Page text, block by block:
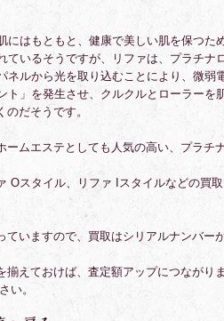
にはもともと、健康で美しい肌を保つた
ているそうですが、リファは、プラチナ
ネルから光を取り込むことにより、微弱
ト」を発生させ、クルクルとローラーを
だそうです。
ムエステとしても人気の高い、プラチ
Oスタイル、リファ Iスタイルなどの買
いますので、買取はシリアルナンバー
えておけば、査定額アップにつながり
い。